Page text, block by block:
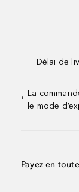
Délai de
¹
La
le mode
Payez en